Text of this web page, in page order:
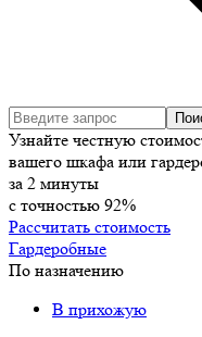
Узнайте честную
вашего шкафа или
за 2 минуты
с точностью 92%
Рассчитать стоимость
Гардеробные
По назначению
В прихожую